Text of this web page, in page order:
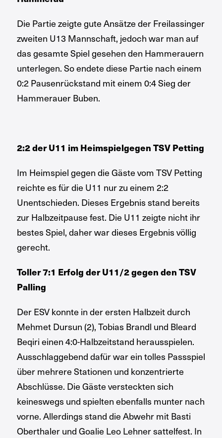
Die Partie zeigte gute Ansätze der Freilassinger
zweiten U13 Mannschaft, jedoch war man auf
das gesamte Spiel gesehen den Hammerauern
unterlegen. So endete diese Partie nach einem
0:2 Pausenrückstand mit einem 0:4 Sieg der
Hammerauer Buben.
2:2 der U11 im Heimspielgegen TSV Petting
Im Heimspiel gegen die Gäste vom TSV Petting
reichte es für die U11 nur zu einem 2:2
Unentschieden. Dieses Ergebnis stand bereits
zur Halbzeitpause fest. Die U11 zeigte nicht ihr
bestes Spiel, daher war dieses Ergebnis völlig
gerecht.
Toller 7:1 Erfolg der U11/2 gegen den TSV
Palling
Der ESV konnte in der ersten Halbzeit durch
Mehmet Dursun (2), Tobias Brandl und Bleard
Beqiri einen 4:0-Halbzeitstand herausspielen.
Ausschlaggebend dafür war ein tolles Passspiel
über mehrere Stationen und konzentrierte
Abschlüsse. Die Gäste versteckten sich
keineswegs und spielten ebenfalls munter nach
vorne. Allerdings stand die Abwehr mit Basti
Oberthaler und Goalie Leo Lehner sattelfest. In